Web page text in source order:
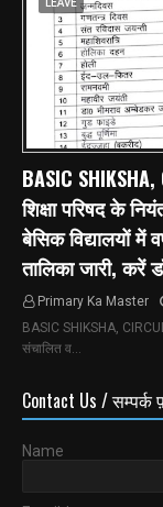
LEAVE
BASIC
शिक्षा परिषद के
बेसिक विद्यालयों में
तालिका जारी, करें
Primary Ka Master
BASIC SHIKSHA,
संचालित व…
Contact Us / सम्पर्क
Name